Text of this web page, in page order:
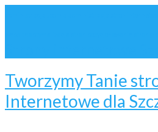
Tworzymy Tanie
Internetowe dla